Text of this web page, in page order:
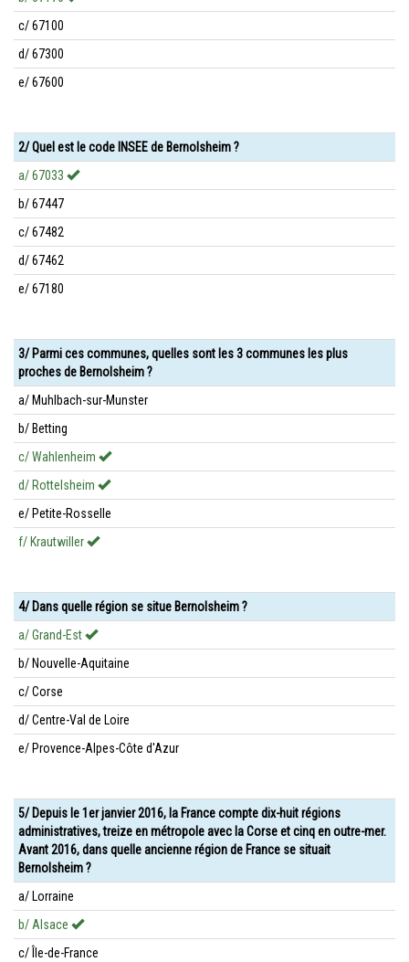
c/ 67100
d/ 67300
e/ 67600
2/ Quel est le code INSEE de Bernolsheim ?
a/ 67033
b/ 67447
c/ 67482
d/ 67462
e/ 67180
3/ Parmi ces communes, quelles sont les 3 communes les plus
proches de Bernolsheim ?
a/ Muhlbach-sur-Munster
b/ Betting
c/ Wahlenheim
d/ Rottelsheim
e/ Petite-Rosselle
f/ Krautwiller
4/ Dans quelle région se situe Bernolsheim ?
a/ Grand-Est
b/ Nouvelle-Aquitaine
c/ Corse
d/ Centre-Val de Loire
e/ Provence-Alpes-Côte d'Azur
5/ Depuis le 1er janvier 2016, la France compte dix-huit régions
administratives, treize en métropole avec la Corse et cinq en outre-mer.
Avant 2016, dans quelle ancienne région de France se situait
Bernolsheim ?
a/ Lorraine
b/ Alsace
c/ Île-de-France